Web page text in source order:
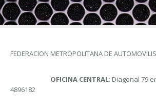
FEDERACION METROPOLITANA DE
OFICINA CENTRAL: Diagonal 79
4896182